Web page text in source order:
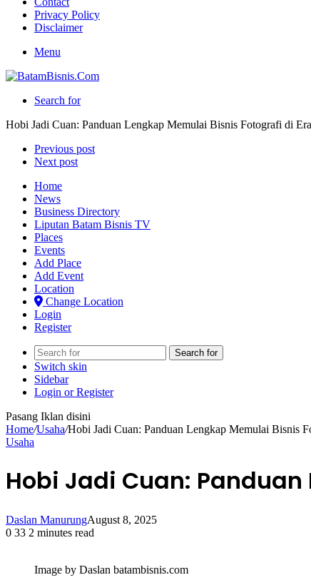
Privacy Policy
Disclaimer
Menu
Search for
Hobi Jadi Cuan: Panduan Lengkap Memulai Bisnis Fotografi di
Previous post
Next post
Home
News
Business Directory
Liputan Batam Bisnis TV
Places
Events
Add Place
Add Event
Location
Change Location
Login
Register
Search for
Switch skin
Sidebar
Login or Register
Pasang Iklan disini
Home/Usaha/Hobi Jadi Cuan: Panduan Lengkap Memulai Bisnis
Usaha
Hobi Jadi Cuan:
Daslan ManurungAugust 8, 2025
0 33 2 minutes read
Image by Daslan batambisnis.com